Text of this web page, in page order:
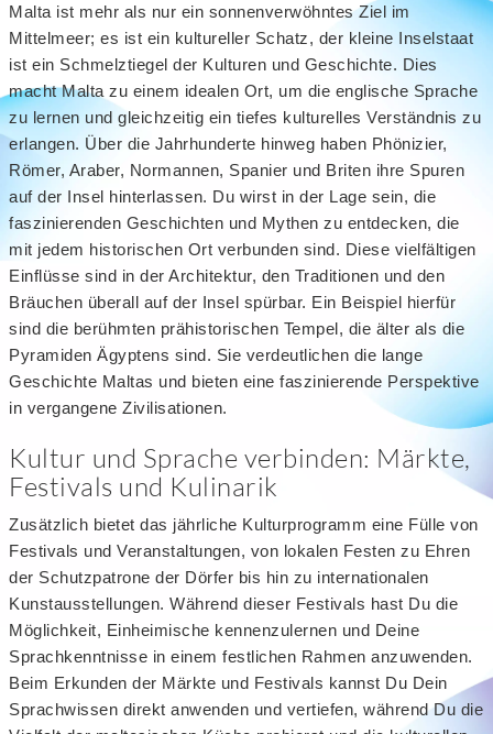
Malta ist mehr als nur ein sonnenverwöhntes Ziel im
Mittelmeer; es ist ein kultureller Schatz, der kleine Inselstaat
ist ein Schmelztiegel der Kulturen und Geschichte. Dies
macht Malta zu einem idealen Ort, um die englische Sprache
zu lernen und gleichzeitig ein tiefes kulturelles Verständnis zu
erlangen. Über die Jahrhunderte hinweg haben Phönizier,
Römer, Araber, Normannen, Spanier und Briten ihre Spuren
auf der Insel hinterlassen. Du wirst in der Lage sein, die
faszinierenden Geschichten und Mythen zu entdecken, die
mit jedem historischen Ort verbunden sind. Diese vielfältigen
Einflüsse sind in der Architektur, den Traditionen und den
Bräuchen überall auf der Insel spürbar. Ein Beispiel hierfür
sind die berühmten prähistorischen Tempel, die älter als die
Pyramiden Ägyptens sind. Sie verdeutlichen die lange
Geschichte Maltas und bieten eine faszinierende Perspektive
in vergangene Zivilisationen.
Kultur und Sprache verbinden: Märkte,
Festivals und Kulinarik
Zusätzlich bietet das jährliche Kulturprogramm eine Fülle von
Festivals und Veranstaltungen, von lokalen Festen zu Ehren
der Schutzpatrone der Dörfer bis hin zu internationalen
Kunstausstellungen. Während dieser Festivals hast Du die
Möglichkeit, Einheimische kennenzulernen und Deine
Sprachkenntnisse in einem festlichen Rahmen anzuwenden.
Beim Erkunden der Märkte und Festivals kannst Du Dein
Sprachwissen direkt anwenden und vertiefen, während Du die